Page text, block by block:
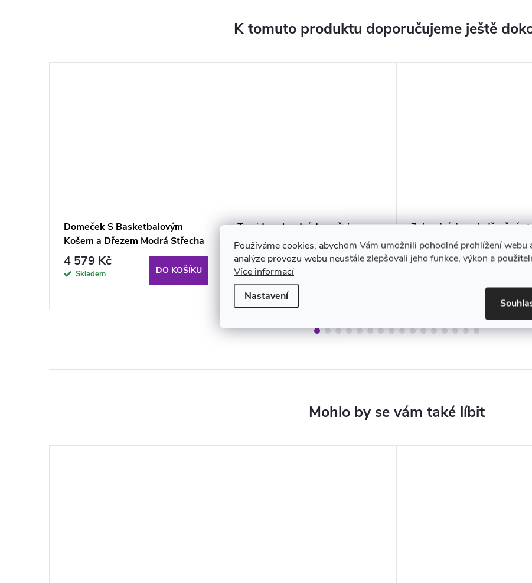
Používáme cookies, abychom Vám umožnili pohodlné prohlížení webu
analýze provozu webu neustále zlepšovali jeho funkce, výkon a
Více informací
Nastavení
K tomuto produktu doporučujeme ještě
Domeček S Basketbalovým
Košem a Dřezem Modrá Střecha
4 579 Kč
Skladem DO KOŠÍKU
Tomido zahradní domeček pro
děti PINK
2 690 Kč
Skladem
Zahradní domek dřevěný
křídová tabule
2 979 Kč